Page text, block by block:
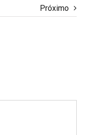
Próximo